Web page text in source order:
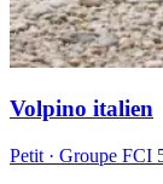
Volpino italien
Petit · Groupe FCI